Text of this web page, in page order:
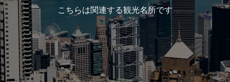
こちらは関連する観光名所です